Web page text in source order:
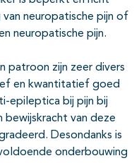
neuropatische pijn of
neuropatische pijn.
patroon zijn zeer divers
en kwantitatief goed
epileptica bij pijn bij
bewijskracht van deze
Desondanks is
onderbouwing